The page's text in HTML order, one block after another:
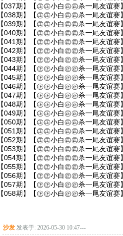
【037期】【㊣㊣小白㊣㊣杀一尾友谊
【038期】【㊣㊣小白㊣㊣杀一尾友谊
【039期】【㊣㊣小白㊣㊣杀一尾友谊
【040期】【㊣㊣小白㊣㊣杀一尾友谊
【041期】【㊣㊣小白㊣㊣杀一尾友谊
【042期】【㊣㊣小白㊣㊣杀一尾友谊
【043期】【㊣㊣小白㊣㊣杀一尾友谊
【044期】【㊣㊣小白㊣㊣杀一尾友谊
【045期】【㊣㊣小白㊣㊣杀一尾友谊
【046期】【㊣㊣小白㊣㊣杀一尾友谊
【047期】【㊣㊣小白㊣㊣杀一尾友谊
【048期】【㊣㊣小白㊣㊣杀一尾友谊
【049期】【㊣㊣小白㊣㊣杀一尾友谊
【050期】【㊣㊣小白㊣㊣杀一尾友谊
【051期】【㊣㊣小白㊣㊣杀一尾友谊
【052期】【㊣㊣小白㊣㊣杀一尾友谊
【053期】【㊣㊣小白㊣㊣杀一尾友谊
【054期】【㊣㊣小白㊣㊣杀一尾友谊
【055期】【㊣㊣小白㊣㊣杀一尾友谊
【056期】【㊣㊣小白㊣㊣杀一尾友谊
【057期】【㊣㊣小白㊣㊣杀一尾友谊
【058期】【㊣㊣小白㊣㊣杀一尾友谊
沙发 发表于: 2026-05-30 10:47---